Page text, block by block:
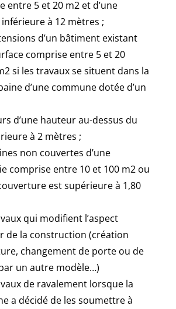
entre 5 et 20 m2 et d’une
à 12 mètres ;
d’un bâtiment existant
comprise entre 5 et 20
si les travaux se situent dans la
d’une commune dotée d’un
d’une hauteur au-dessus du
à 2 mètres ;
non couvertes d’une
comprise entre 10 et 100 m2 ou
est supérieure à 1,80
qui modifient l’aspect
de la construction (création
changement de porte ou de
un autre modèle…)
de ravalement lorsque la
a décidé de les soumettre à